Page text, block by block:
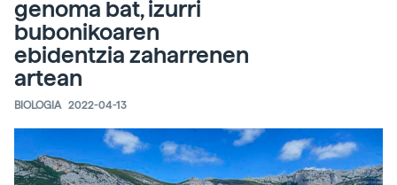
genoma bat, izurri
bubonikoaren
ebidentzia zaharrenen
artean
BIOLOGIA 2022-04-13